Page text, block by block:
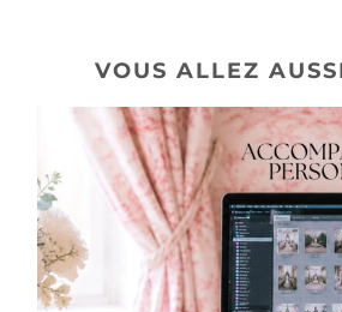
VOUS ALLEZ